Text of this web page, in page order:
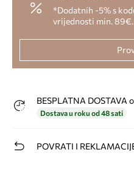
*Dodatnih -5% s
vrijednosti min.
BESPLATNA DOSTAVA
Dostava u roku od 48 sati
POVRATI I